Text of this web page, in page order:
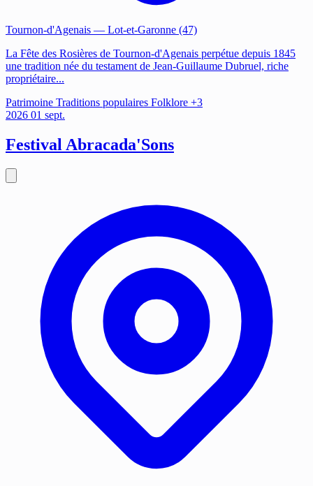
Tournon-d'Agenais — Lot-et-Garonne (47)
La Fête des Rosières de Tournon-d'Agenais perpétue depuis 1845
une tradition née du testament de Jean-Guillaume Dubruel, riche
propriétaire...
Patrimoine Traditions populaires Folklore +3
2026 01 sept.
Festival Abracada'Sons